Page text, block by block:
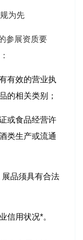
为先
参展资质要
有效的营业执
的相关类别；
或食品经营许
类生产或流通
品须具有合法
信用状况*。